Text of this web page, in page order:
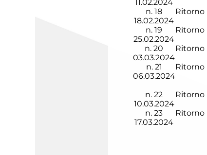
11.02.2024
n. 18
18.02.2024
Ritorno
n. 19
25.02.2024
Ritorno
n. 20
03.03.2024
Ritorno
n. 21
06.03.2024
Ritorno
n. 22
10.03.2024
Ritorno
n. 23
17.03.2024
Ritorno